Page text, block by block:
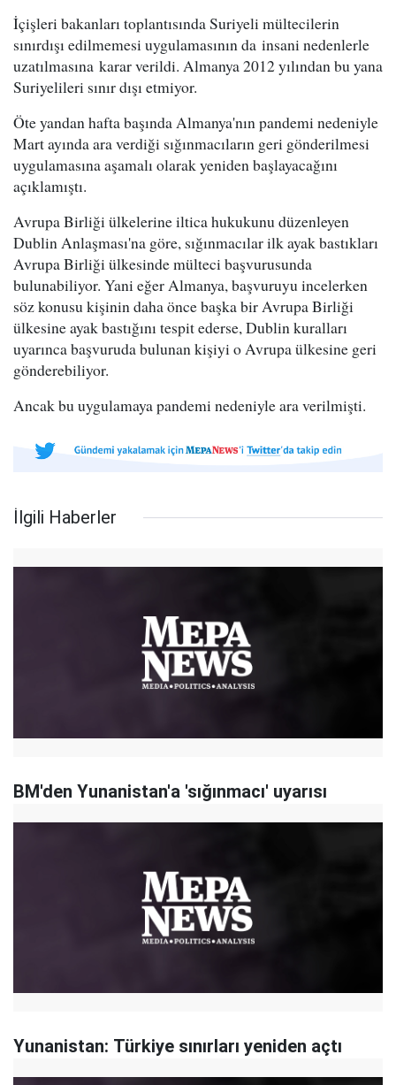
İçişleri bakanları toplantısında Suriyeli mültecilerin
sınırdışı edilmemesi uygulamasının da insani nedenlerle
uzatılmasına karar verildi. Almanya 2012 yılından bu yana
Suriyelileri sınır dışı etmiyor.
Öte yandan hafta başında Almanya'nın pandemi nedeniyle
Mart ayında ara verdiği sığınmacıların geri gönderilmesi
uygulamasına aşamalı olarak yeniden başlayacağını
açıklamıştı.
Avrupa Birliği ülkelerine iltica hukukunu düzenleyen
Dublin Anlaşması'na göre, sığınmacılar ilk ayak bastıkları
Avrupa Birliği ülkesinde mülteci başvurusunda
bulunabiliyor. Yani eğer Almanya, başvuruyu incelerken
söz konusu kişinin daha önce başka bir Avrupa Birliği
ülkesine ayak bastığını tespit ederse, Dublin kuralları
uyarınca başvuruda bulunan kişiyi o Avrupa ülkesine geri
gönderebiliyor.
Ancak bu uygulamaya pandemi nedeniyle ara verilmişti.
İlgili Haberler
BM'den Yunanistan'a 'sığınmacı' uyarısı
Yunanistan: Türkiye sınırları yeniden açtı